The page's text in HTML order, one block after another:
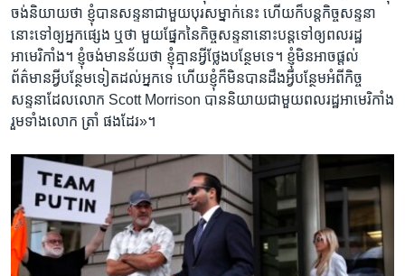
ចង់​និយាយ​ថា ខ្ញុំ​បាន​សន្ទនា​ជាមួយ​បុរស​ម្នាក់​នេះ ហើយ​ក៏​បន្ត​កិច្ច​សន្ទនា​
នោះ​ទៅ​ឲ្យអ្នក​ផ្សេង ឬ​ថា មួយ​ផ្នែក​នៃ​កិច្ច​សន្ទនា​នោះ​បន្ត​ទៅ​ឲ្យ​ពលរដ្ឋ​
អាមេរិកាំង។​ ខ្ញុំ​ចង់​មាន​ន័យ​ថា​ ខ្ញុំ​គ្មាន​អ្វី​ថ្លែង​បន្ថែម​ទេ។ ខ្ញុំ​មិន​អាច​ផ្តល់​
ព័ត៌មាន​អ្វី​បន្ថែម​ទៀត​ដល់​អ្នក​ទេ ហើយ​ខ្ញុំ​ក៏មិន​បាន​ដឹង​អ្វី​បន្ថែម​អំពី​កិច្ច
សន្ទនា​ដែល​លោក​ Scott Morrison​ បាន​និយាយ​ជាមួយ​ពលរដ្ឋ​អាមេរិកាំង​
រួមទាំង​លោក​ ត្រាំ ផងដែរ»។